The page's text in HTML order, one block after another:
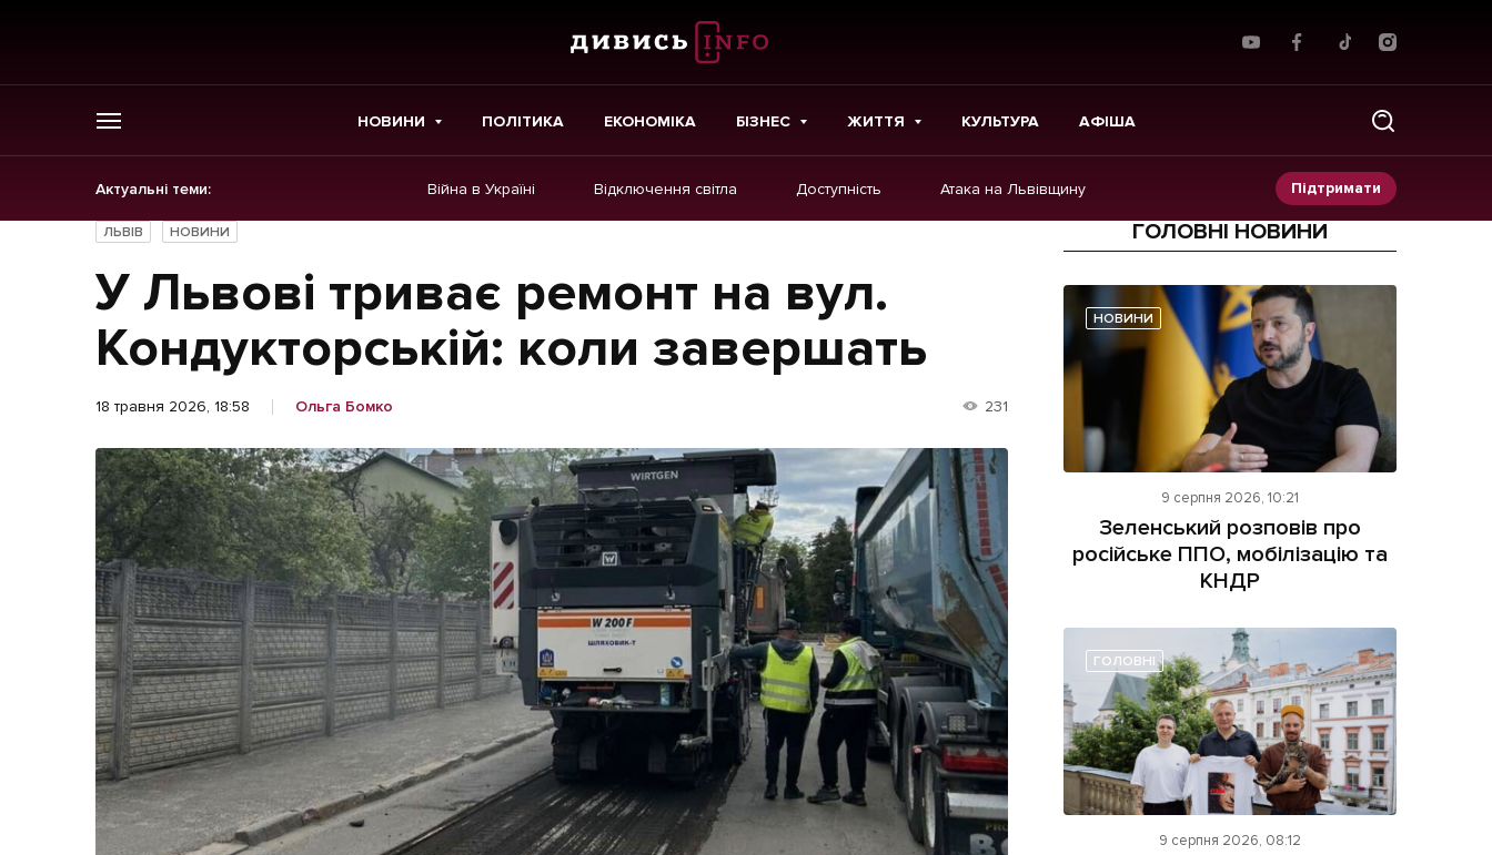
НОВИНИ ПОЛІТИКА ЕКОНОМІКА БІЗНЕС ЖИТТЯ КУЛЬТУРА АФІША
Актуальні теми: Війна в Україні Відключення світла Доступність Атака на Львівщину Підтримати
ГОЛОВНЕ
Новини
Політика
Економіка
Бізнес
Життя
Культура
Афіша
Картки
Репортаж
Ініціативи
Лонгріди
Прес-релізи
Фото/Відео
Made in Lviv
[email protected]
Реклама на сайті
Політика конфіденційності
ЛЬВІВ НОВИНИ
У Львові триває ремонт на вул.
Кондукторській: коли завершать
18 травня 2026, 18:58 Ольга Бомко 231
ГОЛОВНІ НОВИНИ
НОВИНИ
9 серпня 2026, 10:21
Зеленський розповів про
російське ППО, мобілізацію та
КНДР
ГОЛОВНІ
9 серпня 2026, 08:12